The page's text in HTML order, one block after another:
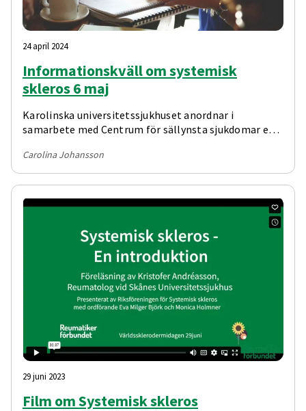
24 april 2024
Informationskväll om systemisk
skleros 6 maj
Karolinska universitetssjukhuset anordnar i
samarbete med Centrum för sällynsta sjukdomar en
skleros. Mötet på plats är framför allt till för
nydiagnostiserade patienter från Region Stockholm
medan det digitala deltagandet är öppet för alla.
Carolina Johansson
29 juni 2023
Film om Systemisk skleros